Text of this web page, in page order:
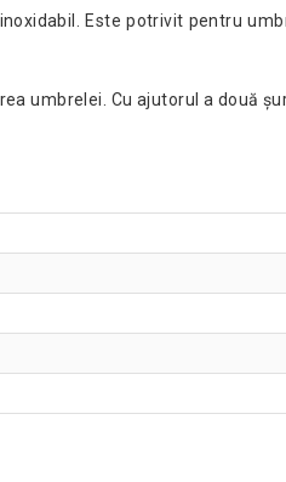
Este potrivit pentru
umbrelei. Cu ajutorul a două